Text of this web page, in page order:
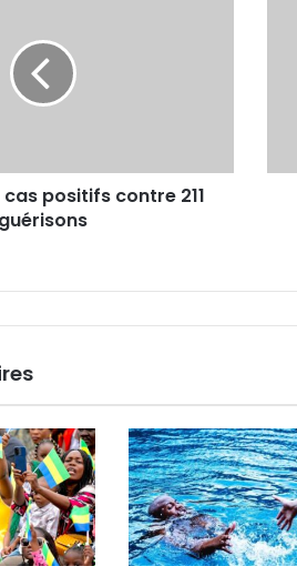
cas positifs contre 211
guérisons